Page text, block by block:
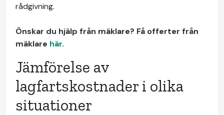
rådgivning.
Önskar du hjälp från mäklare? Få offerter från
mäklare här.
Jämförelse av
lagfartskostnader i olika
situationer